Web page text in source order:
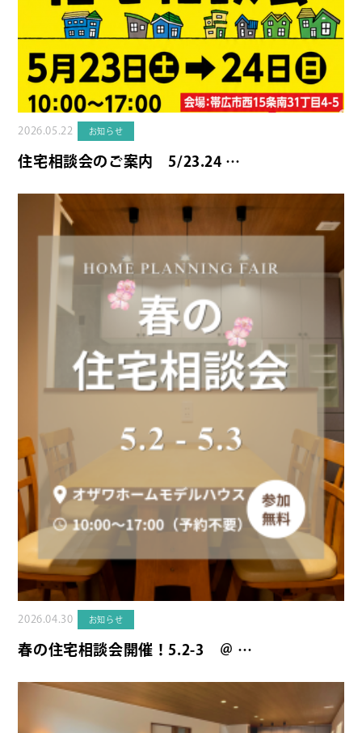
2026.05.22 お知らせ
住宅相談会のご案内 5/23.24 …
2026.04.30 お知らせ
春の住宅相談会開催！5.2-3 ＠ …